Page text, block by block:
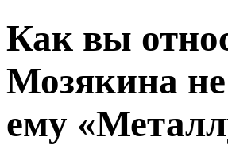
Как вы
Мозякина
ему